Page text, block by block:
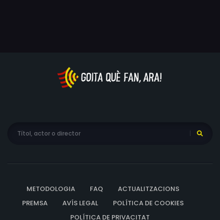
METODOLOGIA FAQ
ACTUALITZACIONS
PREMSA
AVÍS LEGAL
POLÍTICA DE COOKIES
POLÍTICA DE PRIVACITAT